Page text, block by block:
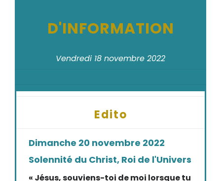
D'INFORMATION
Vendredi 18 novembre 2022
Edito
Dimanche 20 novembre 2022
Solennité du Christ, Roi de l'Univers
« Jésus, souviens-toi de moi lorsque tu